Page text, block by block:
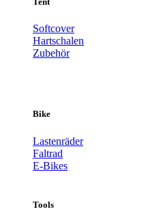
Softcover
Hartschalen
Zubehör
Bike
Lastenräder
Faltrad
E-Bikes
Tools